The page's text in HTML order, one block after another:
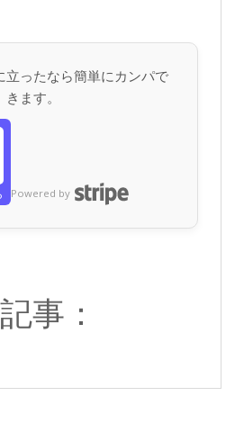
立ったなら簡単にカンパで
きます。
Powered by
事：